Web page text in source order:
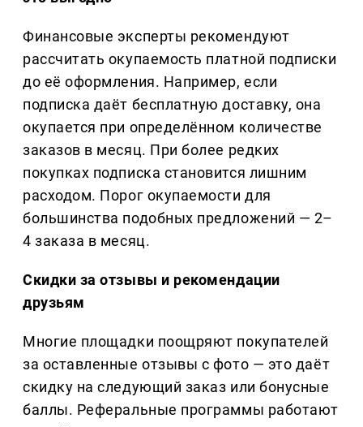
Финансовые эксперты рекомендуют
рассчитать окупаемость платной подписки
до её оформления. Например, если
подписка даёт бесплатную доставку, она
окупается при определённом количестве
заказов в месяц. При более редких
покупках подписка становится лишним
расходом. Порог окупаемости для
большинства подобных предложений — 2–
4 заказа в месяц.
Скидки за отзывы и рекомендации
друзьям
Многие площадки поощряют покупателей
за оставленные отзывы с фото — это даёт
скидку на следующий заказ или бонусные
баллы. Реферальные программы работают